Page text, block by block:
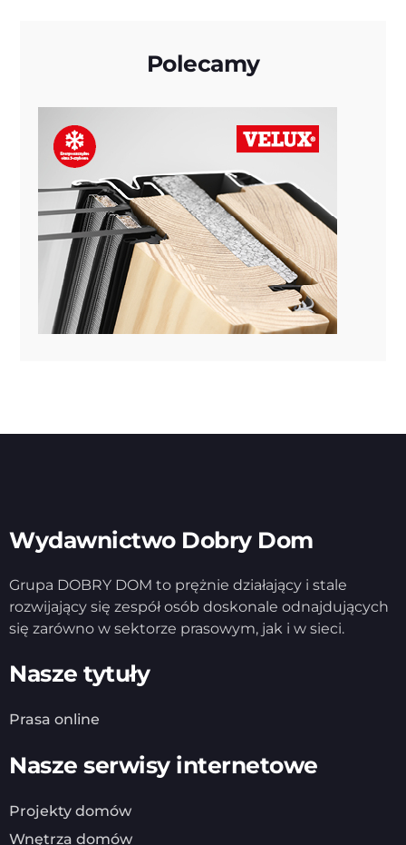
Polecamy
Wydawnictwo Dobry Dom
Grupa DOBRY DOM to prężnie działający i stale
rozwijający się zespół osób doskonale odnajdujących
się zarówno w sektorze prasowym, jak i w sieci.
Nasze tytuły
Prasa online
Nasze serwisy internetowe
Projekty domów
Wnętrza domów